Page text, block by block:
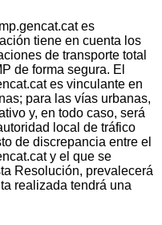
es
tiene en cuenta los
de transporte total
de forma segura. El
es vinculante en
para las vías urbanas,
y, en todo caso, será
local de tráfico
de discrepancia entre el
y el que se
Resolución, prevalecerá
realizada tendrá una